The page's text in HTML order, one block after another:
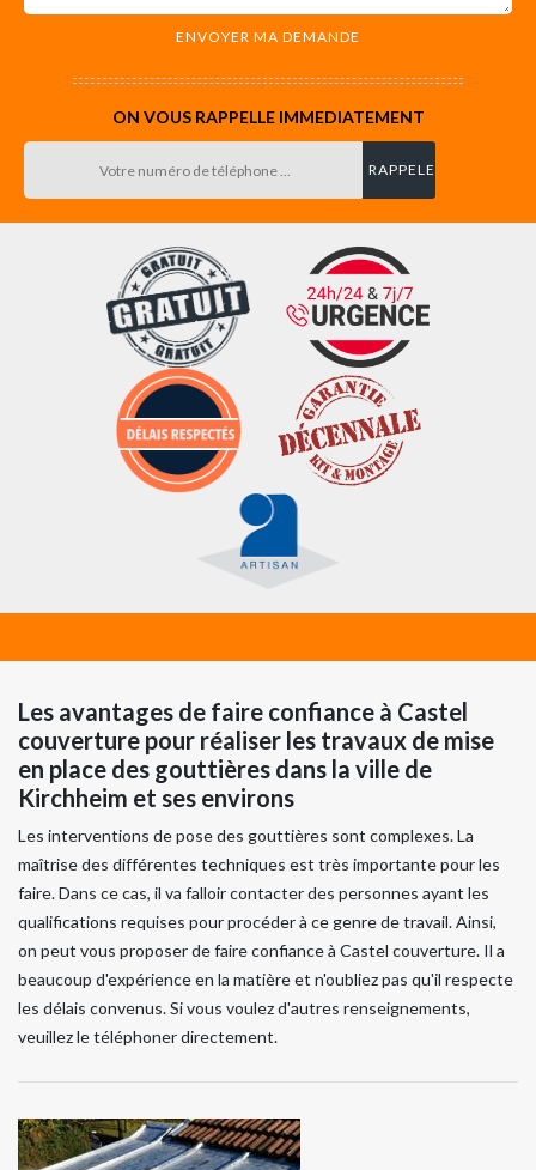
ON VOUS RAPPELLE IMMEDIATEMENT
Les avantages de faire confiance à Castel
couverture pour réaliser les travaux de mise
en place des gouttières dans la ville de
Kirchheim et ses environs
Les interventions de pose des gouttières sont complexes. La
maîtrise des différentes techniques est très importante pour les
faire. Dans ce cas, il va falloir contacter des personnes ayant les
qualifications requises pour procéder à ce genre de travail. Ainsi,
on peut vous proposer de faire confiance à Castel couverture. Il a
beaucoup d'expérience en la matière et n'oubliez pas qu'il respecte
les délais convenus. Si vous voulez d'autres renseignements,
veuillez le téléphoner directement.